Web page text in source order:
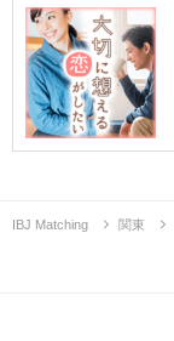
IBJ Matching 関東